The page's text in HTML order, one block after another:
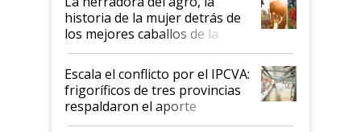
historia de la mujer detrás de
los mejores caballos de la
Argentina y los mitos que
todavía hacen sufrir a estos
animales: "Mientras me
descalificaban, yo seguí
haciendo currículum"
Escala el conflicto por el IPCVA:
frigoríficos de tres provincias
respaldaron el aporte
obligatorio